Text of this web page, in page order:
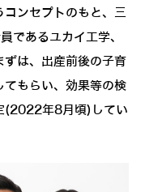
ンセプトのもと、三
であるユカイ工学、
ずは、出産前後の子育
てもらい、効果等の検
(2022年8月頃)してい